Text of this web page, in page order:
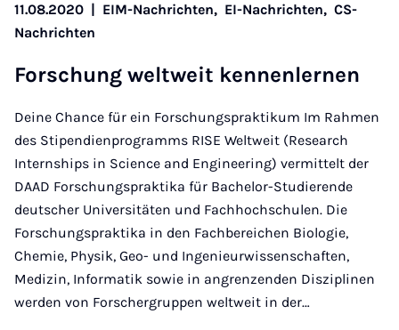
11.08.2020 EIM-Nachrichten, EI-Nachrichten, CS-
Nachrichten
For­schung welt­weit ken­nen­ler­nen
Deine Chance für ein Forschungspraktikum Im Rahmen
des Stipendienprogramms RISE Weltweit (Research
Internships in Science and Engineering) vermittelt der
DAAD Forschungspraktika für Bachelor-Studierende
deutscher Universitäten und Fachhochschulen. Die
Forschungspraktika in den Fachbereichen Biologie,
Chemie, Physik, Geo- und Ingenieurwissenschaften,
Medizin, Informatik sowie in angrenzenden Disziplinen
werden von Forschergruppen weltweit in der…